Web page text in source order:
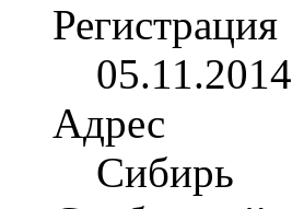
Регистрация
05.11.2014
Адрес
Сибирь